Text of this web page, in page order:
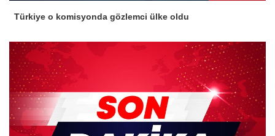
Türkiye o komisyonda gözlemci ülke oldu